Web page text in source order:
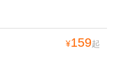
¥159起